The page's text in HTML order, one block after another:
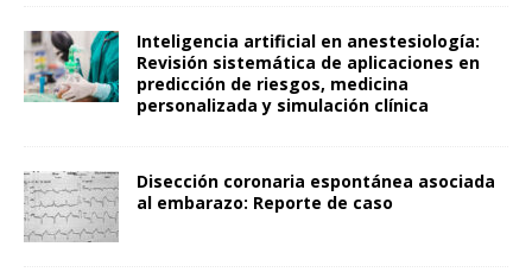
Inteligencia artificial en anestesiología:
Revisión sistemática de aplicaciones en
predicción de riesgos, medicina
personalizada y simulación clínica
Disección coronaria espontánea asociada
al embarazo: Reporte de caso